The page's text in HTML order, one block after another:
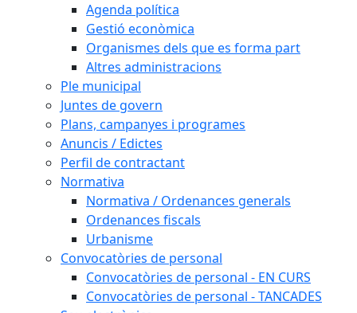
Agenda política
Gestió econòmica
Organismes dels que es forma part
Altres administracions
Ple municipal
Juntes de govern
Plans, campanyes i programes
Anuncis / Edictes
Perfil de contractant
Normativa
Normativa / Ordenances generals
Ordenances fiscals
Urbanisme
Convocatòries de personal
Convocatòries de personal - EN CURS
Convocatòries de personal - TANCADES